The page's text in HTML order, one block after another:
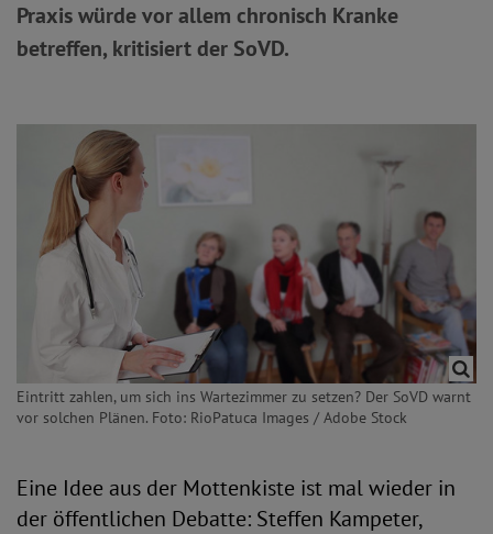
Praxis würde vor allem chronisch Kranke
betreffen, kritisiert der SoVD.
Eintritt zahlen, um sich ins Wartezimmer zu setzen? Der SoVD warnt
vor solchen Plänen. Foto: RioPatuca Images / Adobe Stock
Eine Idee aus der Mottenkiste ist mal wieder in
der öffentlichen Debatte: Steffen Kampeter,